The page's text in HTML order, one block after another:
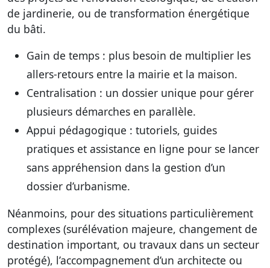
de jardinerie, ou de transformation énergétique
du bâti.
Gain de temps : plus besoin de multiplier les
allers-retours entre la mairie et la maison.
Centralisation : un dossier unique pour gérer
plusieurs démarches en parallèle.
Appui pédagogique : tutoriels, guides
pratiques et assistance en ligne pour se lancer
sans appréhension dans la gestion d’un
dossier d’urbanisme.
Néanmoins, pour des situations particulièrement
complexes (surélévation majeure, changement de
destination important, ou travaux dans un secteur
protégé), l’accompagnement d’un architecte ou